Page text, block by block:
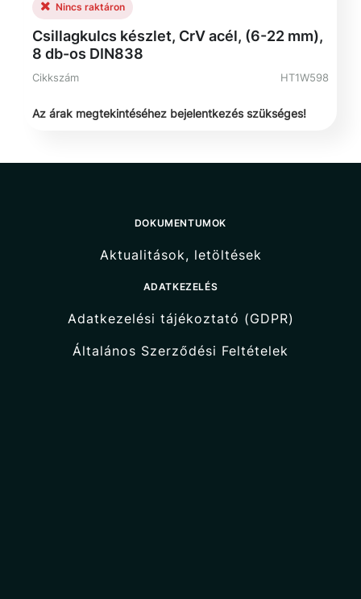
Nincs raktáron
Csillagkulcs készlet, CrV acél, (6-22 mm),
8 db-os DIN838
Cikkszám HT1W598
Az árak megtekintéséhez bejelentkezés szükséges!
DOKUMENTUMOK
Aktualitások, letöltések
ADATKEZELÉS
Adatkezelési tájékoztató (GDPR)
Általános Szerződési Feltételek